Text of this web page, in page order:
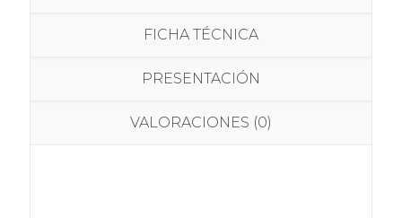
FICHA TÉCNICA
PRESENTACIÓN
VALORACIONES (0)